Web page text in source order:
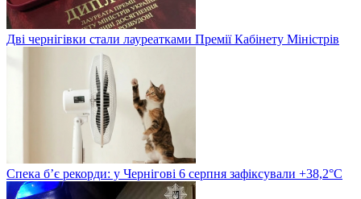
Дві чернігівки стали лауреатками Премії Кабінету Міністрів
Спека б’є рекорди: у Чернігові 6 серпня зафіксували +38,2°С